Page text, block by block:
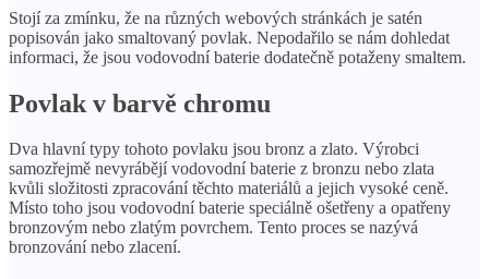
Stojí za zmínku, že na různých webových stránkách je satén
popisován jako smaltovaný povlak. Nepodařilo se nám dohledat
informaci, že jsou vodovodní baterie dodatečně potaženy smaltem.
Povlak v barvě chromu
Dva hlavní typy tohoto povlaku jsou bronz a zlato. Výrobci
samozřejmě nevyrábějí vodovodní baterie z bronzu nebo zlata
kvůli složitosti zpracování těchto materiálů a jejich vysoké ceně.
Místo toho jsou vodovodní baterie speciálně ošetřeny a opatřeny
bronzovým nebo zlatým povrchem. Tento proces se nazývá
bronzování nebo zlacení.